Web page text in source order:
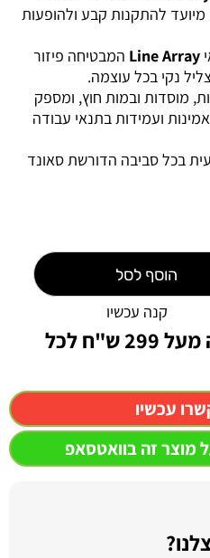
וטוויטר 1" אינץ'. מיועד להתקנות קבע ולהופעות
Line Array המבטיחה פיזור
נקי בכל עוצמה.
מוסדות ובמות חוץ, ומספק
ועמידות בתנאי עבודה
בכל סביבה הדורשת סאונד
הוסף לסל
קנה עכשיו
משלוחים חינם בהזמנה מעל 299 ש"ח לכל
עכשיו
מוצר זה בוואטסאפ